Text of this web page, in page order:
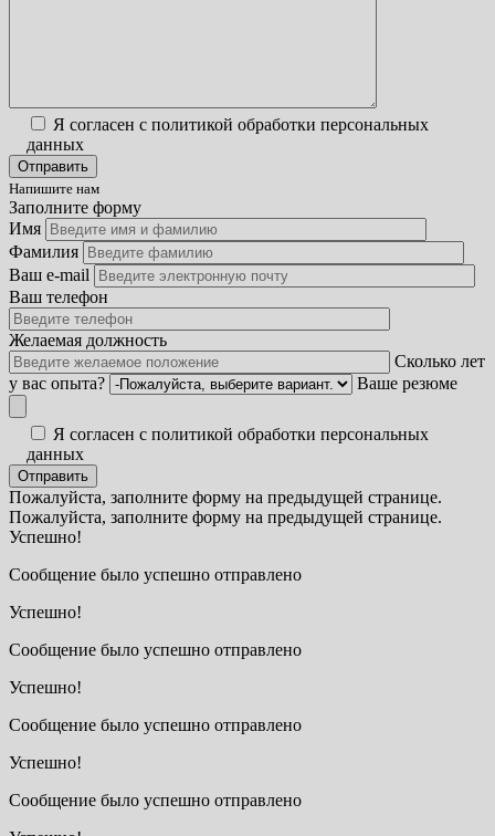
Я согласен с политикой обработки персональных
данных
Напишите нам
Заполните форму
Имя
Фамилия
Ваш e-mail
Ваш телефон
Желаемая должность
Сколько лет
у вас опыта?
Ваше резюме
Я согласен с политикой обработки персональных
данных
Пожалуйста, заполните форму на предыдущей странице.
Пожалуйста, заполните форму на предыдущей странице.
Успешно!
Сообщение было успешно отправлено
Успешно!
Сообщение было успешно отправлено
Успешно!
Сообщение было успешно отправлено
Успешно!
Сообщение было успешно отправлено